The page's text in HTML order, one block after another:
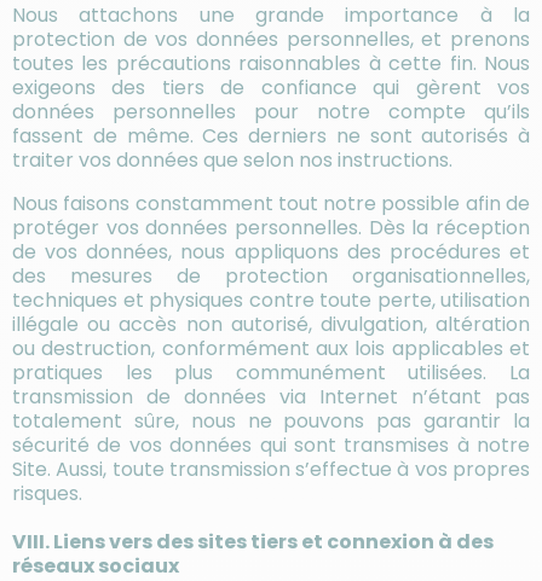
Nous attachons une grande importance à la
protection de vos données personnelles, et prenons
toutes les précautions raisonnables à cette fin. Nous
exigeons des tiers de confiance qui gèrent vos
données personnelles pour notre compte qu’ils
fassent de même. Ces derniers ne sont autorisés à
traiter vos données que selon nos instructions.
Nous faisons constamment tout notre possible afin de
protéger vos données personnelles. Dès la réception
de vos données, nous appliquons des procédures et
des mesures de protection organisationnelles,
techniques et physiques contre toute perte, utilisation
illégale ou accès non autorisé, divulgation, altération
ou destruction, conformément aux lois applicables et
pratiques les plus communément utilisées. La
transmission de données via Internet n’étant pas
totalement sûre, nous ne pouvons pas garantir la
sécurité de vos données qui sont transmises à notre
Site. Aussi, toute transmission s’effectue à vos propres
risques.
VIII. Liens vers des sites tiers et connexion à des
réseaux sociaux